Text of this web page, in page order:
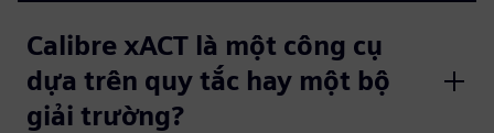
Calibre xACT là một công cụ
dựa trên quy tắc hay một bộ
giải trường?